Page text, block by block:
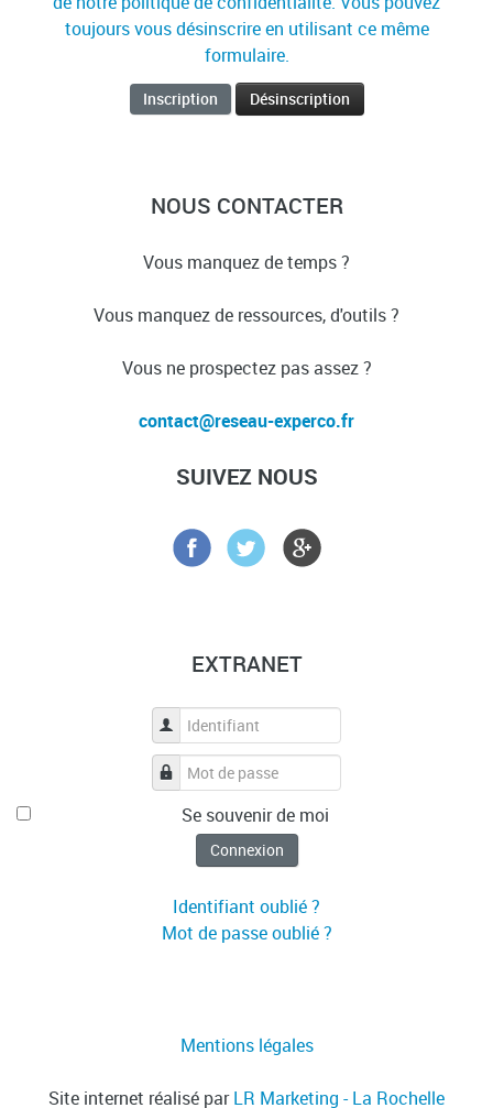
toujours vous désinscrire en utilisant ce même
formulaire.
NOUS CONTACTER
Vous manquez de temps ?
Vous manquez de ressources, d'outils ?
Vous ne prospectez pas assez ?
SUIVEZ NOUS
EXTRANET
Identifiant
Mot de passe
Se souvenir de moi
Connexion
Identifiant oublié ?
Mot de passe oublié ?
Mentions légales
Site internet réalisé parLR Marketing - La Rochelle